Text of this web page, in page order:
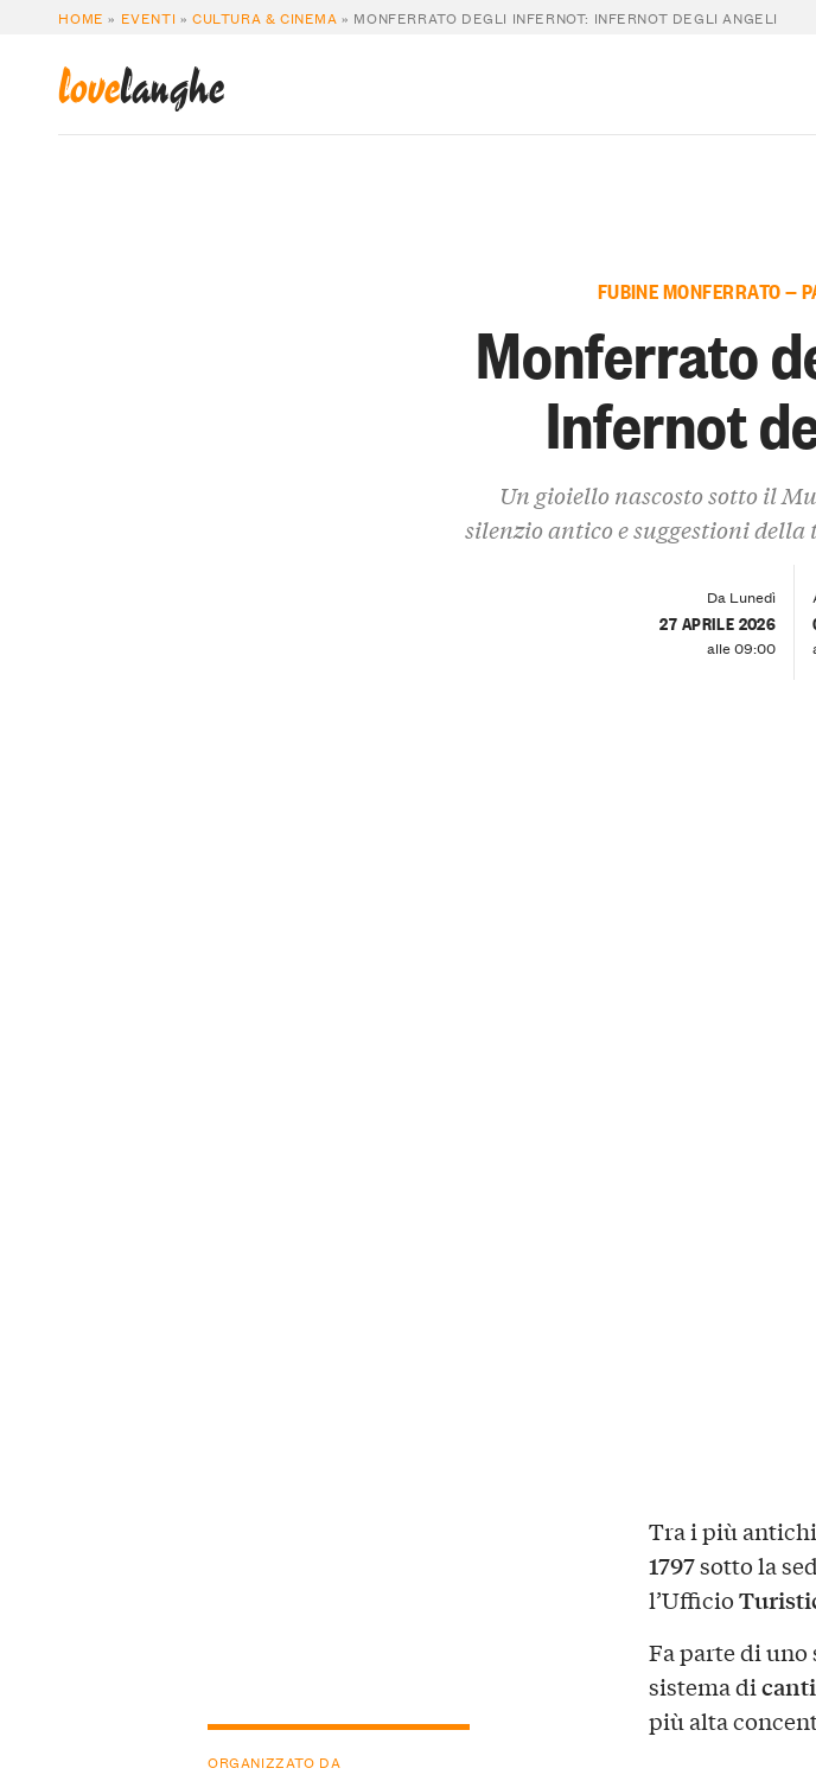
HOME » EVENTI »CULTURA & CINEMA » MONFERRATO DEGLI INFERNOT: INFERNOT DEGLI ANGELI
lovelanghe
FUBINE MONFERRATO —
Monferrato
Infernot
Un gioiello nascosto sotto il
silenzio antico e suggestioni
Da Lunedì
27 APRILE 2026
alle 09:00
Tra i più
1797sotto la
l’Ufficio
Fa parte di
sistema di
più alta
ORGANIZZATO DA